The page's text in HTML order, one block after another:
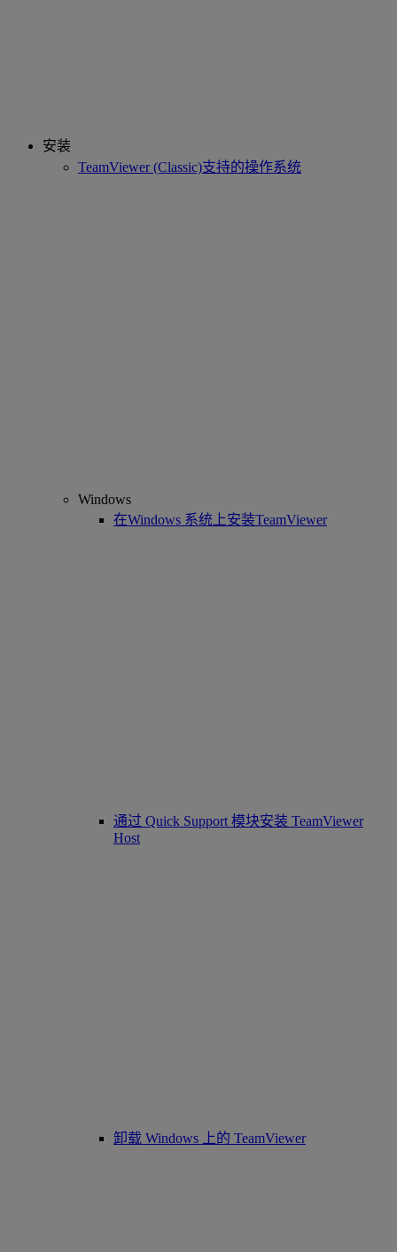
安装
TeamViewer (Classic)支持的操作系统
Windows
在Windows 系统上安装TeamViewer
通过 Quick Support 模块安装 TeamViewer
Host
卸载 Windows 上的 TeamViewer